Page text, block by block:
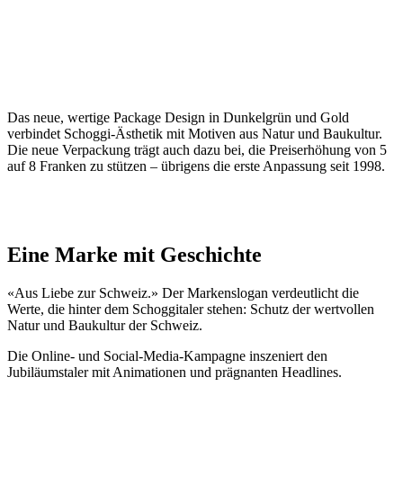
Das neue, wertige Package Design in Dunkelgrün und Gold
verbindet Schoggi-Ästhetik mit Motiven aus Natur und Baukultur.
Die neue Verpackung trägt auch dazu bei, die Preiserhöhung von 5
auf 8 Franken zu stützen – übrigens die erste Anpassung seit 1998.
Eine Marke mit Geschichte
«Aus Liebe zur Schweiz.» Der Markenslogan verdeutlicht die
Werte, die hinter dem Schoggitaler stehen: Schutz der wertvollen
Natur und Baukultur der Schweiz.
Die Online- und Social-Media-Kampagne inszeniert den
Jubiläumstaler mit Animationen und prägnanten Headlines.